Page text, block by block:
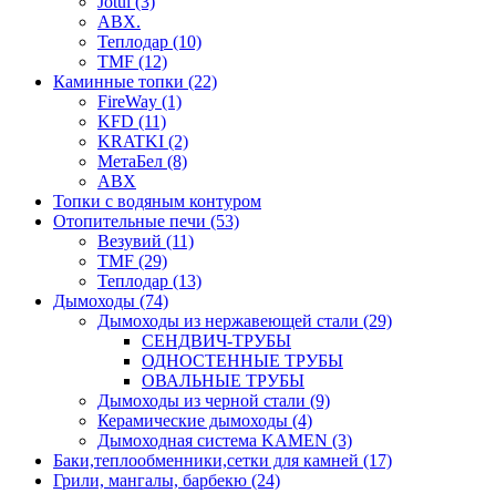
ABX.
Теплодар (10)
TMF (12)
Каминные топки (22)
FireWay (1)
KFD (11)
KRATKI (2)
МетаБел (8)
ABX
Топки с водяным контуром
Отопительные печи (53)
Везувий (11)
TMF (29)
Теплодар (13)
Дымоходы (74)
Дымоходы из нержавеющей стали (29)
СЕНДВИЧ-ТРУБЫ
ОДНОСТЕННЫЕ ТРУБЫ
ОВАЛЬНЫЕ ТРУБЫ
Дымоходы из черной стали (9)
Керамические дымоходы (4)
Дымоходная система KAMEN (3)
Баки,теплообменники,сетки для камней (17)
Грили, мангалы, барбекю (24)